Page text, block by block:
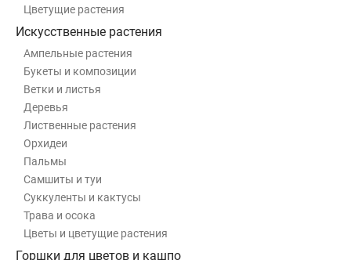
Цветущие растения
Искусственные растения
Ампельные растения
Букеты и композиции
Ветки и листья
Деревья
Лиственные растения
Орхидеи
Пальмы
Самшиты и туи
Суккуленты и кактусы
Трава и осока
Цветы и цветущие растения
Горшки для цветов и кашпо